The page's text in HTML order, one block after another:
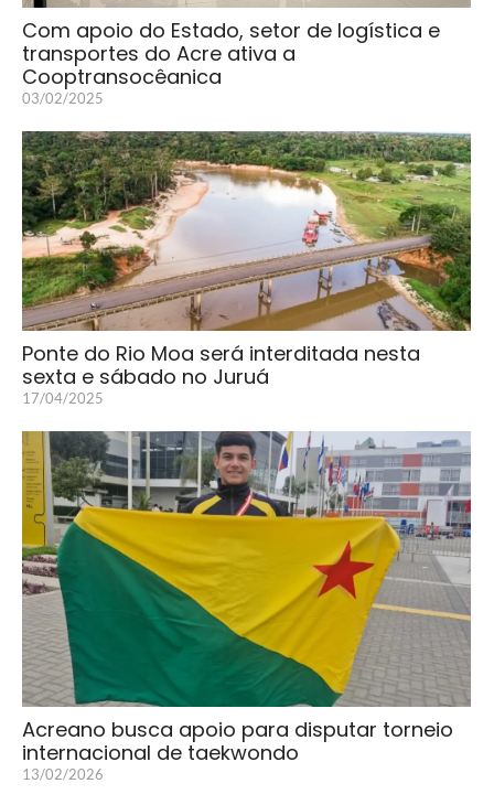
Com apoio do Estado, setor de logística e
transportes do Acre ativa a
Cooptransocêanica
03/02/2025
Ponte do Rio Moa será interditada nesta
sexta e sábado no Juruá
17/04/2025
Acreano busca apoio para disputar torneio
internacional de taekwondo
13/02/2026